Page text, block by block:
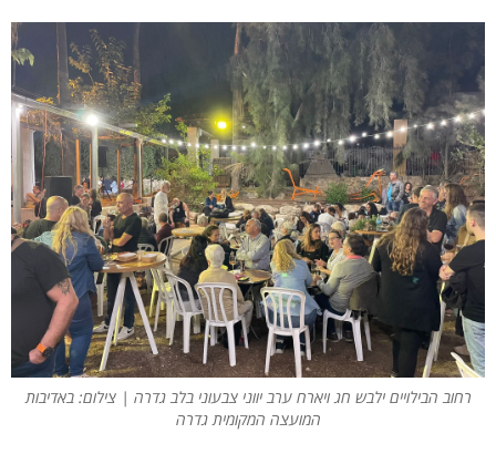
רחוב הבילויים ילבש חג ויארח ערב יווני צבעוני בלב גדרה | צילום: באדיבות
המועצה המקומית גדרה